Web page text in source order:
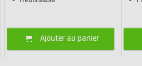
Ajouter au panier